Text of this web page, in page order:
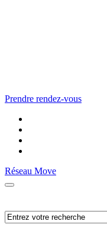
Prendre rendez-vous
Réseau Move